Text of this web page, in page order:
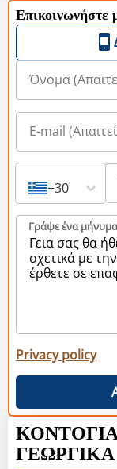
Επικοινωνήστε
+30
Γράψε ένα μήνυμα
Privacy policy